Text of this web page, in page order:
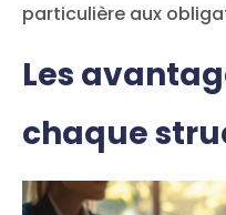
particulière aux
Les
chaque